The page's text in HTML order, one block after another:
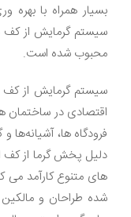
بسیار همراه با
سیستم گرمایش از کف
محبوب شده است.
سیستم گرمایش از
اقتصادی در ساختمان
فرودگاه ها،
دلیل پخش گرما از کف
های متنوع کارآمد می
شده طراحان و